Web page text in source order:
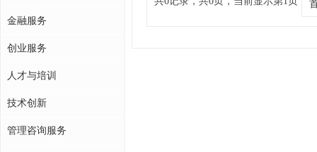
金融服务
创业服务
人才与培训
技术创新
管理咨询服务